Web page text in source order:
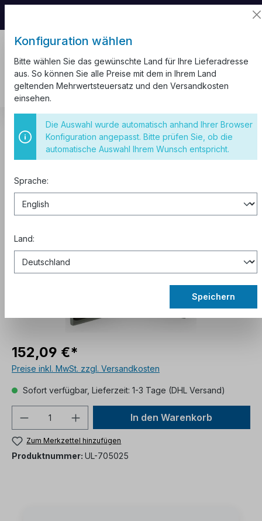
Schaltschränke
Schaltschrank Stahlblech Verteilerschrank
UL Schaltschränke
Schaltschrank 700x500x250 mm
IP65 UL
152,09 €*
Preise inkl. MwSt. zzgl. Versandkosten
Sofort verfügbar, Lieferzeit: 1-3 Tage (DHL Versand)
In den Warenkorb
Zum Merkzettel hinzufügen
Produktnummer: UL-705025
Konfiguration wählen
Bitte wählen Sie das gewünschte Land für Ihre Lieferadresse
aus. So können Sie alle Preise mit dem in Ihrem Land
geltenden Mehrwertsteuersatz und den Versandkosten
einsehen.
Die Auswahl wurde automatisch anhand Ihrer Browser
Konfiguration angepasst. Bitte prüfen Sie, ob die
automatische Auswahl Ihrem Wunsch entspricht.
Sprache:
Land:
Speichern